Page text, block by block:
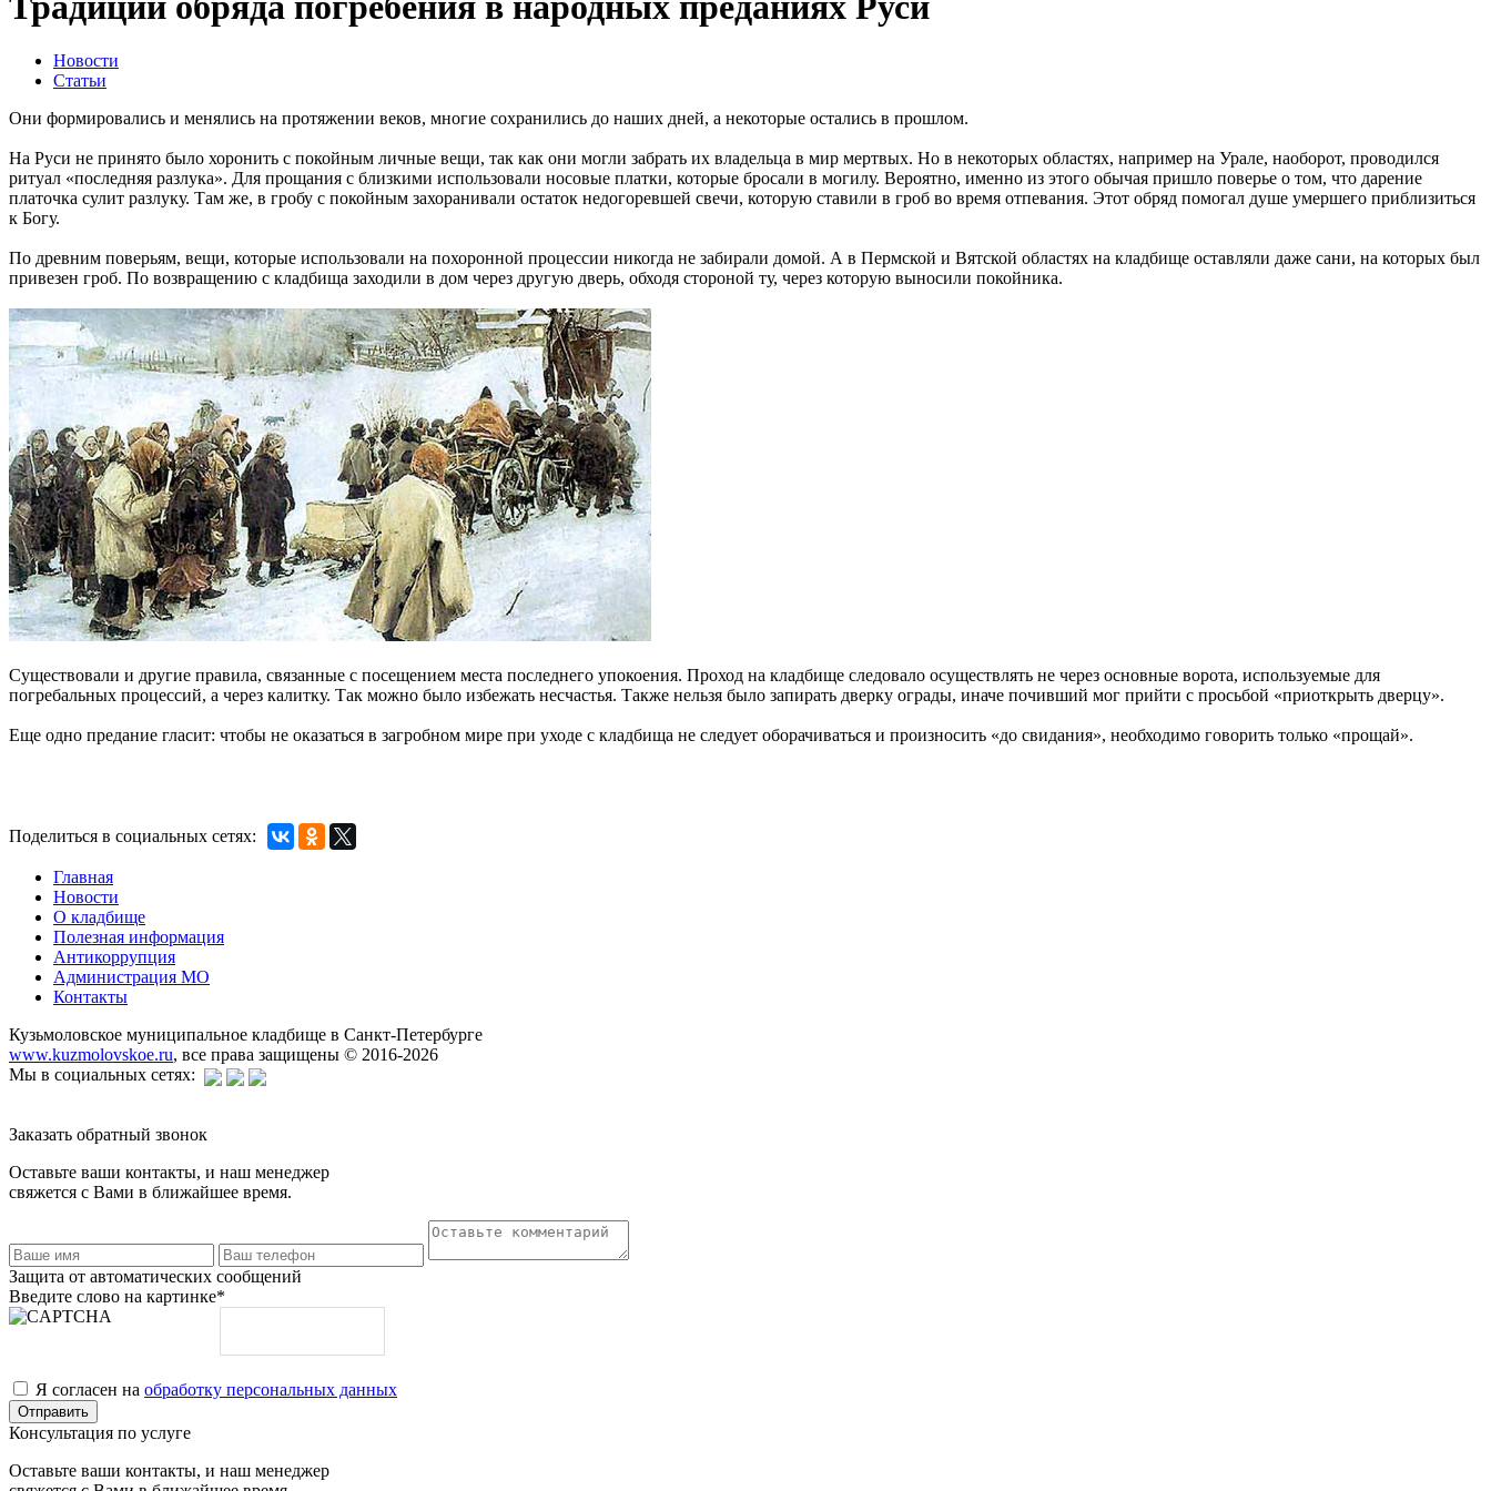
Новости
Статьи
Они формировались и менялись на протяжении веков, многие сохранились до наших дней, а некоторые остались в прошлом.
На Руси не принято было хоронить с покойным личные вещи, так как они могли забрать их владельца в мир мертвых. Но в некоторых областях, например на Урале, наоборот, проводился
ритуал «последняя разлука». Для прощания с близкими использовали носовые платки, которые бросали в могилу. Вероятно, именно из этого обычая пришло поверье о том, что дарение
платочка сулит разлуку. Там же, в гробу с покойным захоранивали остаток недогоревшей свечи, которую ставили в гроб во время отпевания. Этот обряд помогал душе умершего приблизиться
к Богу.
По древним поверьям, вещи, которые использовали на похоронной процессии никогда не забирали домой. А в Пермской и Вятской областях на кладбище оставляли даже сани, на которых был
привезен гроб. По возвращению с кладбища заходили в дом через другую дверь, обходя стороной ту, через которую выносили покойника.
Существовали и другие правила, связанные с посещением места последнего упокоения. Проход на кладбище следовало осуществлять не через основные ворота, используемые для
погребальных процессий, а через калитку. Так можно было избежать несчастья. Также нельзя было запирать дверку ограды, иначе почивший мог прийти с просьбой «приоткрыть дверцу».
Еще одно предание гласит: чтобы не оказаться в загробном мире при уходе с кладбища не следует оборачиваться и произносить «до свидания», необходимо говорить только «прощай».
Поделиться в социальных сетях:
Главная
Новости
О кладбище
Полезная информация
Антикоррупция
Администрация МО
Контакты
Кузьмоловское муниципальное кладбище в Санкт-Петербурге
www.kuzmolovskoe.ru, все права защищены © 2016-2026
Мы в социальных сетях:
Заказать обратный звонок
Оставьте ваши контакты, и наш менеджер
свяжется с Вами в ближайшее время.
Защита от автоматических сообщений
Введите слово на картинке*
Я согласен на обработку персональных данных
Консультация по услуге
Оставьте ваши контакты, и наш менеджер